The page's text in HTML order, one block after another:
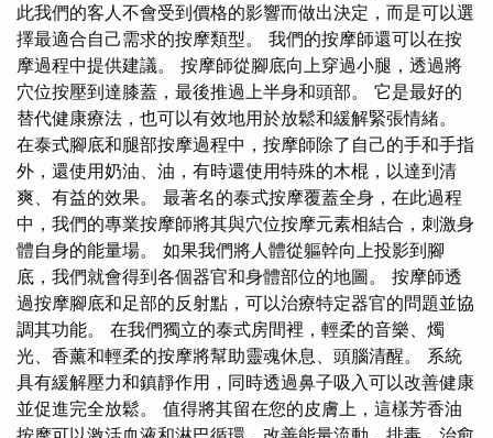
此我們的客人不會受到價格的影響而做出決定，而是可以選
擇最適合自己需求的按摩類型。 我們的按摩師還可以在按
摩過程中提供建議。 按摩師從腳底向上穿過小腿，透過將
穴位按壓到達膝蓋，最後推過上半身和頭部。 它是最好的
替代健康療法，也可以有效地用於放鬆和緩解緊張情緒。
在泰式腳底和腿部按摩過程中，按摩師除了自己的手和手指
外，還使用奶油、油，有時還使用特殊的木棍，以達到清
爽、有益的效果。 最著名的泰式按摩覆蓋全身，在此過程
中，我們的專業按摩師將其與穴位按摩元素相結合，刺激身
體自身的能量場。 如果我們將人體從軀幹向上投影到腳
底，我們就會得到各個器官和身體部位的地圖。 按摩師透
過按摩腳底和足部的反射點，可以治療特定器官的問題並協
調其功能。 在我們獨立的泰式房間裡，輕柔的音樂、燭
光、香薰和輕柔的按摩將幫助靈魂休息、頭腦清醒。 系統
具有緩解壓力和鎮靜作用，同時透過鼻子吸入可以改善健康
並促進完全放鬆。 值得將其留在您的皮膚上，這樣芳香油